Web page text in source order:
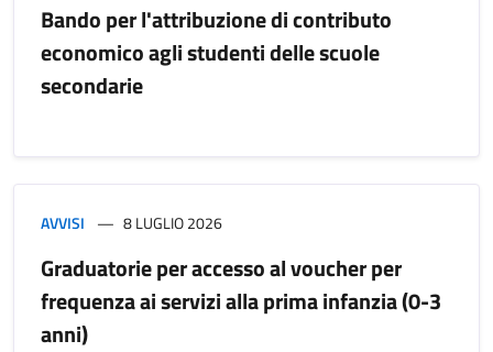
Bando per l'attribuzione di contributo
economico agli studenti delle scuole
secondarie
AVVISI 8 LUGLIO 2026
Graduatorie per accesso al voucher per
frequenza ai servizi alla prima infanzia (0-3
anni)